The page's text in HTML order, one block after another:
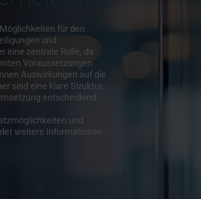
für den
und
eine zentrale Rolle, da
Voraussetzungen
Auswirkungen auf die
sind eine klare Struktur,
entscheidend.
und
weitere Informationen